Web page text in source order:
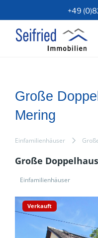
springen
+49
Große
Mering
Einfamilienhäuser
Große
Einfamilienhäuser
Verkauft